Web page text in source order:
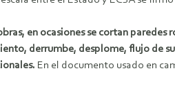
en ocasiones se cortan
derrumbe, desplome, flujo de
En el documento usado en